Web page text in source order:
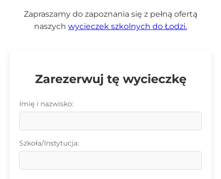
Zapraszamy do zapoznania się z pełną ofertą
naszych wycieczek szkolnych do Łodzi.
Zarezerwuj tę wycieczkę
Imię i nazwisko:
Szkoła/Instytucja: